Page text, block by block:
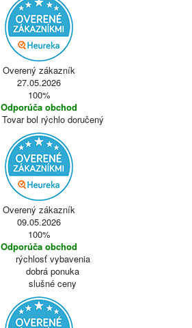
Overený zákazník
27.05.2026
100%
Odporúča obchod
Tovar bol rýchlo doručený
Overený zákazník
09.05.2026
100%
Odporúča obchod
rýchlosť vybavenia
dobrá ponuka
slušné ceny